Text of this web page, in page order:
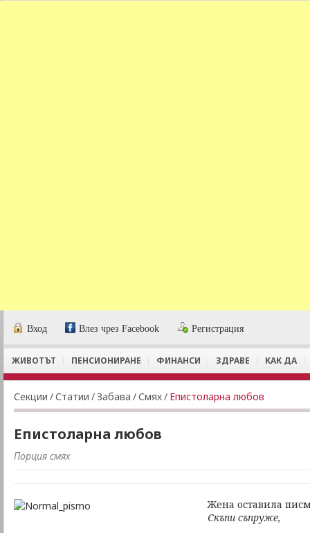
Вход Влез чрез Facebook Регистрация
ЖИВОТЪТ ПЕНСИОНИРАНЕ ФИНАНСИ ЗДРАВЕ КАК ДА
Секции /Статии / Забава /Смях/ Епистоларна любов
Епистоларна любов
Порция смях
Жена оставила
Скъпи съпруже,